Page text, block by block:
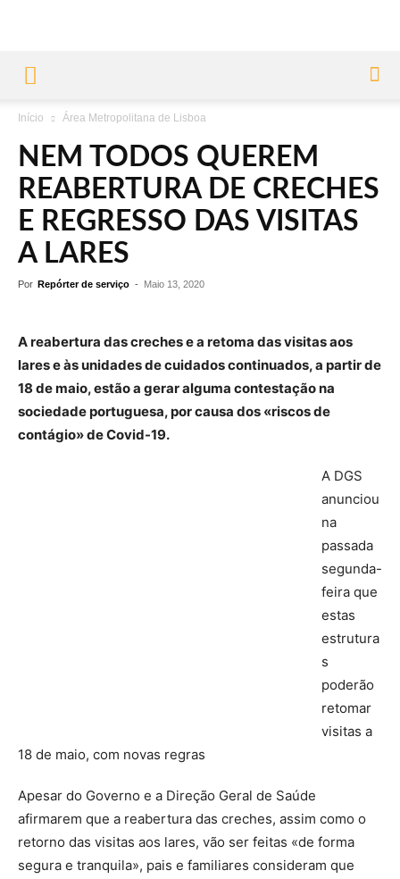
Início Área Metropolitana de Lisboa
NEM TODOS QUEREM
REABERTURA DE CRECHES
E REGRESSO DAS VISITAS
A LARES
Por Repórter de serviço - Maio 13, 2020
A reabertura das creches e a retoma das visitas aos
lares e às unidades de cuidados continuados, a partir de
18 de maio, estão a gerar alguma contestação na
sociedade portuguesa, por causa dos «riscos de
contágio» de Covid-19.
A DGS
anunciou
na
passada
segunda-
feira que
estas
estrutura
s
poderão
retomar
visitas a
18 de maio, com novas regras
Apesar do Governo e a Direção Geral de Saúde
afirmarem que a reabertura das creches, assim como o
retorno das visitas aos lares, vão ser feitas «de forma
segura e tranquila», pais e familiares consideram que